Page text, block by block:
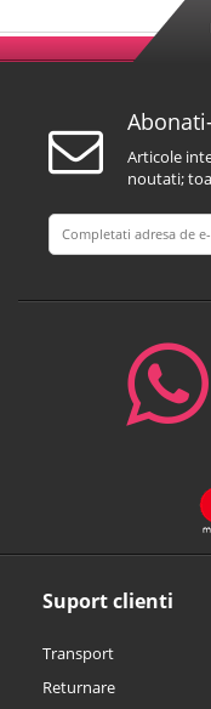
Suport clienti
Transport
Returnare
Articole
noutati;